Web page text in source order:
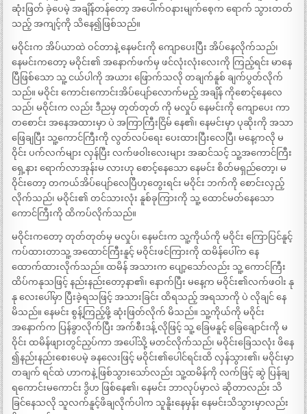
ဆုံးဖြတ် ခဲ့ပေမဲ့ အချိန်တန်တော့ အပေါက်ဝနားမျက်စေ့က ရောက် သွားတတ်
သည့် အကျင့်ကို သိနေ၍ဖြစ်သည်။
မဝိုင်းက အိပ်ယာထဲ ဝင်တာနဲ့ နေမင်းကို ကျောပေးပြီး အိပ်နေလိုက်သည်၊
နေမင်းကတော့ မဝိုင်း၏ အနောက်ဖက်မှ ဖင်လုံးလုံးလေးကို ကြည့်ရင်း မာနေ
ပြီဖြစ်သော သူ့ ငယ်ပါကို အယား ဖြောက်သလို တချက်နူစ် ချက်ပွတ်လိုက်
သည်။ မဝိုင်း ကောင်းကောင်းအိပ်ပျော်လောက်မည့် အချိန် ကိုစောင့်နေလေ
သည်၊ မဝိုင်းက လည်း ဒီညမှ တုတ်တုတ် ကို မလှုပ် နေမင်းကို ကျောပေး ကာ
တစောင်း အနေအထားမှာ ပဲ အကြာကြီးငြိမ် နေ၏၊ နေမင်းမှာ ပုဆိုးကို အသာ
ဖြေချပြီး သူ့ကောင်ကြီးကို လွတ်လပ်ရေး ပေးထားပြီးလေပြီ၊ မနေ့ကလို မ
ဝိုင်း ပက်လက်များ လှန်ပြီး လက်ဖဝါးလေးများ အဆင်သင့် သူ့အကောင်ကြီး
ရှေ့နား ရောက်လာအုန်းမ လားဟု စောင့်နေသော နေမင်း စိတ်မရှည်တော့၊ မ
ဝိုင်းတော့ တကယ်အိပ်ပျော်လေပြီဟုတွေးရင်း မဝိုင်း ဘက်ကို စောင်းလှည့်
လိုက်သည်၊ မဝိုင်း၏ တင်သားလုံး နူစ်ခုကြားကို သူ့ ထောင်မတ်နေသော
ကောင်ကြီးကို ထိကပ်လိုက်သည်။
မဝိုင်းကတော့ တုတ်တုတ်မှ မလှုပ်၊ နေမင်းက သူ့ကိုယ်ကို မဝိုင်း ကြောပြင်နူင့်
ကပ်ထားတာသူ့ အထောင်ကြီးနူင့် မဝိုင်းဖင်ကြားကို ထမိန်ပေါ်က နေ
ထောက်ထားလိုက်သည်။ ထမိန် အသားက ပျော့သော်လည်း သူ့ ကောင်ကြီး
ထိပ်ကနုသဖြင့် နည်းနည်းတော့နာ၏၊ နောက်ပြီး မနေ့က မဝိုင်း၏လက်ဖဝါး နု
နု လေးပေါ်မှာ ပြီးခဲ့ရသဖြင့် အသားခြင်း ထိရသည့် အရသာကို ပဲ လိုချင် နေ
မိသည်။ နေမင်း စွန့်ကြည့်ဖို့ ဆုံးဖြတ်လိုက် မိသည်။ သူ့ကိုယ်ကို မဝိုင်း
အနောက်က ပြန်ခွာလိုက်ပြီး အက်စီးဒန့် လိုဖြင့် သူ့ ခြေမနူင့် ခြေချောင်းကို မ
ဝိုင်း ထမိန်ဖျားတွင်ညှပ်ကာ အပေါ်သို့ မတင်လိုက်သည်၊ မဝိုင်းခြေသလုံး ဖိနေ
၍နည်းနည်းစေးပေမဲ့ ခနလေးဖြင့် မဝိုင်း၏ပေါင်ရင်းထိ လှန်သွား၏၊ မဝိုင်းမှာ
တချက် ရင်ထဲ ဟာကနဲ့ ဖြစ်သွားသော်လည်း သူ့ထမိန်ကို လက်ဖြင့် ဆွဲ ပြန်ချ
ရကောင်းမကောင်း ဒွိဟ ဖြစ်နေ၏၊ နေမင်း ဘာလုပ်မှာလဲ ဆိုတာလည်း သိ
ခြင်နေသလို သူလက်နူင့်ဖိချလိုက်ပါက သူနိူးနေမှန်း နေမင်းသိသွားမှာလည်း